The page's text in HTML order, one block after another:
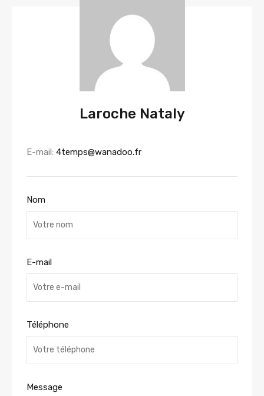
Laroche Nataly
E-mail: 4temps@wanadoo.fr
Nom
E-mail
Téléphone
Message